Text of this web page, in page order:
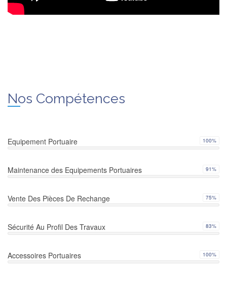
Nos Compétences
Equipement Portuaire 100%
Maintenance des Equipements Portuaires 91%
Vente Des Pièces De Rechange 75%
Sécurité Au Profil Des Travaux 83%
Accessoires Portuaires 100%